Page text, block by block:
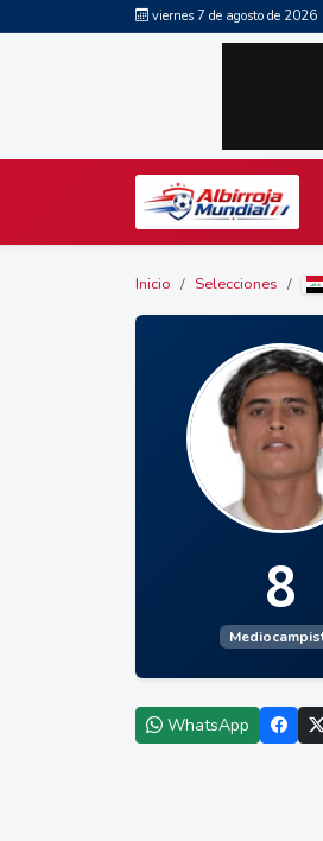
viernes 7 de agosto de 2026
Inicio Selecciones
8
WhatsApp